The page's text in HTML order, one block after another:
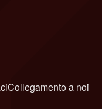
Collegamento a noi